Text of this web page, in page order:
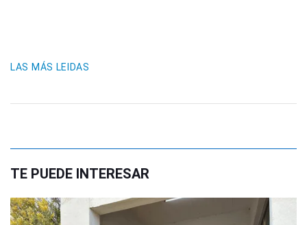
LAS MÁS LEIDAS
TE PUEDE INTERESAR